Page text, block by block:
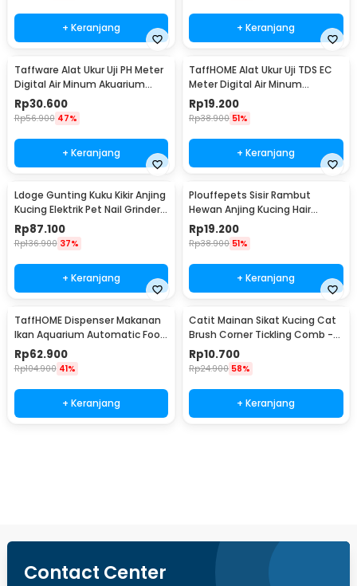
+ Keranjang + Keranjang
Taffware Alat Ukur Uji PH Meter
Digital Air Minum Akuarium
Tester - PH02
Rp30.600
Rp56.900 47%
+ Keranjang
TaffHOME Alat Ukur Uji TDS EC
Meter Digital Air Minum
Akuarium - E-1
Rp19.200
Rp38.900 51%
+ Keranjang
Ldoge Gunting Kuku Kikir Anjing
Kucing Elektrik Pet Nail Grinder -
LX01
Rp87.100
Rp136.900 37%
+ Keranjang
Plouffepets Sisir Rambut
Hewan Anjing Kucing Hair
Removal Comb - AES0124
Rp19.200
Rp38.900 51%
+ Keranjang
TaffHOME Dispenser Makanan
Ikan Aquarium Automatic Food
Timer - GA-300D
Rp62.900
Rp104.900 41%
+ Keranjang
Catit Mainan Sikat Kucing Cat
Brush Corner Tickling Comb -
MO59
Rp10.700
Rp24.900 58%
+ Keranjang
Contact Center